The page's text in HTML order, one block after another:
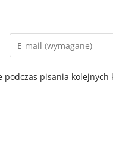
pisania kolejnych